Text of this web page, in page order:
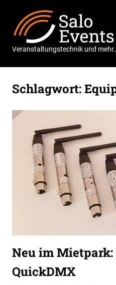
springen
Veranstaltungstechnik und
Schlagwort:
Neu im
QuickDMX